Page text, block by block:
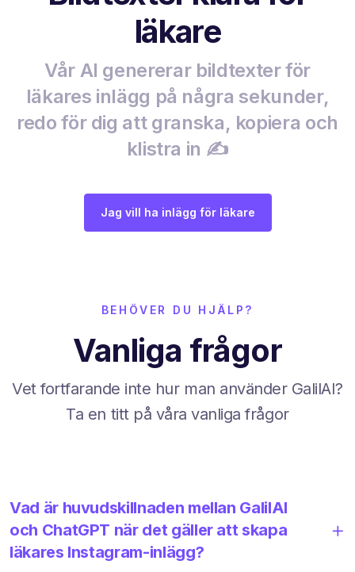
läkare
Vår AI genererar bildtexter för
läkares inlägg på några sekunder,
redo för dig att granska, kopiera och
klistra in ✍️
Jag vill ha inlägg för läkare
BEHÖVER DU HJÄLP?
Vanliga frågor
Vet fortfarande inte hur man använder GalilAI?
Ta en titt på våra vanliga frågor
Vad är huvudskillnaden mellan GalilAI
och ChatGPT när det gäller att skapa
läkares Instagram-inlägg?